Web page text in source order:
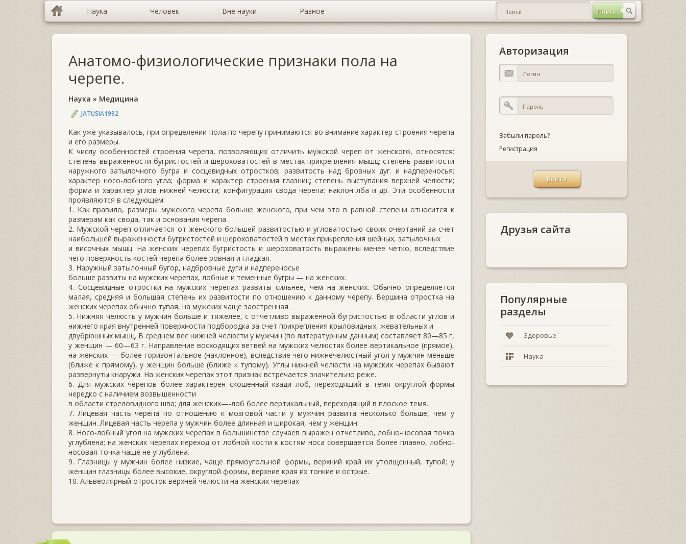
Наука Человек Вне науки Разное
Анатомо-физиологические признаки пола на
черепе.
Наука » Медицина
JATUSIA1992
Как уже указывалось, при определении пола по черепу принимаются во внимание характер строения черепа
и его размеры.
К числу особенностей строения черепа, позволяющих отличить муж­ской череп от женского, относятся:
степень выраженности бугристостей и шероховатостей в местах прикрепления мышц; степень развитости
на­ружного затылочного бугра и сосцевидных отростков; развитость над­ бровных дуг. и надпереносья;
характер носо-лобного угла; форма и ха­рактер строения глазниц; степень выступания верхней челюсти;
форма и характер углов нижней челюсти; конфигурация свода черепа; наклон лба и др. Эти особенности
проявляются в следующем:
1. Как правило, размеры мужского черепа больше женского, при­ чем это в равной степени относится к
размерам как свода, так и основа­ния черепа .
2. Мужской череп отличается от женского большей развитостью и угловатостью своих очертаний за счет
наибольшей выраженности бугри­стостей и шероховатостей в местах прикрепления шейных, затылочных
и височных мышц. На женских черепах бугристость и шероховатость выражены менее четко, вследствие
чего поверхность костей черепа более ровная и гладкая.
3. Наружный затылочный бугор, надбровные дуги и надпереносье
больше развиты на мужских черепах, лобные и теменные бугры — на женских.
4. Сосцевидные отростки на мужских черепах развиты сильнее, чем на женских. Обычно определяется
малая, средняя и большая степень их развитости по отношению к данному черепу. Вершина отростка на
жен­ских черепах обычно тупая, на мужских чаще заостренная.
5. Нижняя челюсть у мужчин больше и тяжелее, с отчетливо выраженной бугристостью в области углов и
нижнего края внутренней поверх­ности подбородка за счет прикрепления крыловидных, жевательных и
двубрюшных мышц. В среднем вес нижней челюсти у мужчин (по лите­ратурным данным) составляет 80—85 г,
у женщин — 60—63 г. Направ­ление восходящих ветвей на мужских челюстях более вертикальное (пря­мое),
на женских — более горизонтальное (наклонное), вследствие чего нижнечелюстный угол у мужчин меньше
(ближе к прямому), у женщин больше (ближе к тупому). Углы нижней челюсти на мужских черепах бывают
развернуты кнаружи. На женских черепах этот признак встре­чается значительно реже.
6. Для мужских черепов более характерен скошенный кзади лоб, переходящий в темя округлой формы
нередко с наличием возвышенности
в области стреловидного шва; для женских—-лоб более вертикальный, переходящий в плоское темя.
7. Лицевая часть черепа по отношению к мозговой части у муж­чин развита несколько больше, чем у
женщин. Лицевая часть черепа у мужчин более длинная и широкая, чем у женщин.
8. Носо-лобный угол на мужских черепах в большинстве случаев выражен отчетливо, лобно-носовая точка
углублена; на женских черепах переход от лобной кости к костям носа совершается более плавно, лобно-
носовая точка чаще не углублена.
9. Глазницы у мужчин более низкие, чаще прямоугольной формы, верхний край их утолщенный, тупой; у
женщин глазницы более высокие, округлой формы, верхние края их тонкие и острые.
10. Альвеолярный отросток верхней челюсти на женских черепах
Авторизация
Забыли пароль?
Регистрация
Друзья сайта
Популярные
разделы
Здоровье
Наука